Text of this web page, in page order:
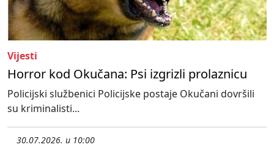
Vijesti
Horror kod Okučana: Psi izgrizli prolaznicu
Policijski službenici Policijske postaje Okučani dovršili
su kriminalisti...
30.07.2026. u 10:00